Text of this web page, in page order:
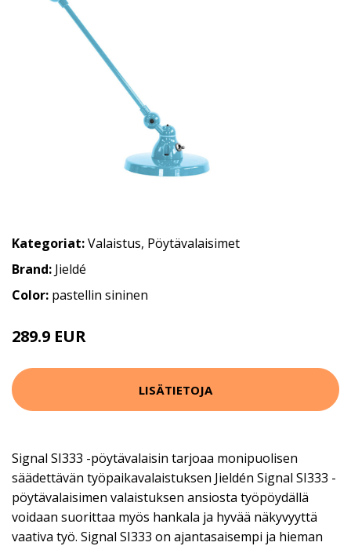
Kategoriat:Valaistus, Pöytävalaisimet
Brand: Jieldé
Color: pastellin sininen
289.9 EUR
LISÄTIETOJA
Signal SI333 -pöytävalaisin tarjoaa monipuolisen
säädettävän työpaikavalaistuksen Jieldén Signal SI333 -
pöytävalaisimen valaistuksen ansiosta työpöydällä
voidaan suorittaa myös hankala ja hyvää näkyvyyttä
vaativa työ. Signal SI333 on ajantasaisempi ja hieman